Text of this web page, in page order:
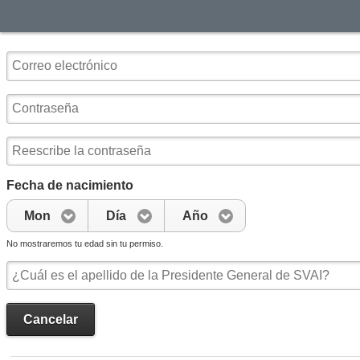
Fecha de nacimiento
Mon Día Año
No mostraremos tu edad sin tu permiso.
Cancelar